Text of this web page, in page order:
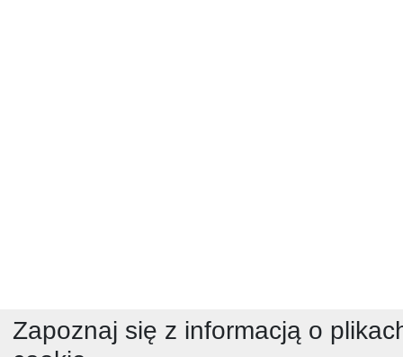
Zapoznaj się z informacją o